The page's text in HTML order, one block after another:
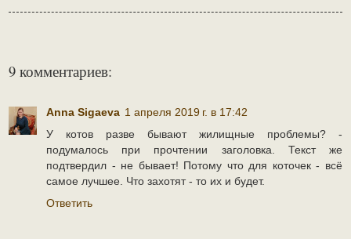
9 комментариев:
Anna Sigaeva 1 апреля 2019 г. в 17:42
У котов разве бывают жилищные проблемы? -
подумалось при прочтении заголовка. Текст же
подтвердил - не бывает! Потому что для коточек - всё
самое лучшее. Что захотят - то их и будет.
Ответить